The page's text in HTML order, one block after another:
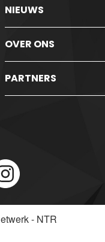
NIEUWS
OVER ONS
PARTNERS
- NTR